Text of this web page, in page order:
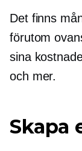
Det finns
förutom
sina
och mer.
Skapa